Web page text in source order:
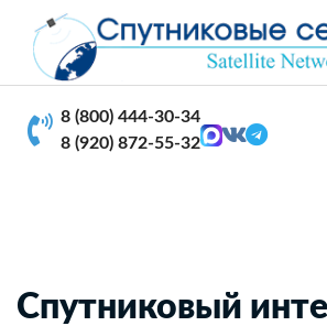
8 (800) 444-30-34
8 (920) 872-55-32
Спутниковый